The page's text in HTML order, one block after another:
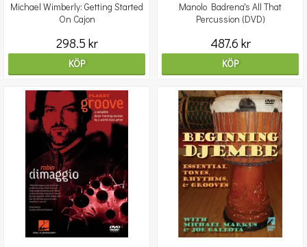
Michael Wimberly: Getting Started
On Cajon
298.5 kr
KÖP
Manolo Badrena's All That
Percussion (DVD)
487.6 kr
KÖP